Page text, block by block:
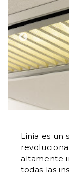
Linia es un
altamente
todas las